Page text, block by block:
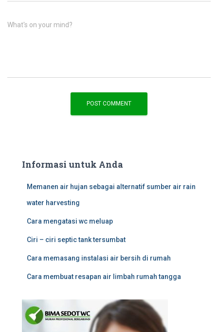
What's on your mind?
Informasi untuk Anda
Memanen air hujan sebagai alternatif sumber air rain
water harvesting
Cara mengatasi wc meluap
Ciri – ciri septic tank tersumbat
Cara memasang instalasi air bersih di rumah
Cara membuat resapan air limbah rumah tangga